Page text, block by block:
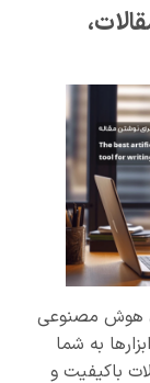
هوش مصنوعی
به شما
با‌کیفیت و